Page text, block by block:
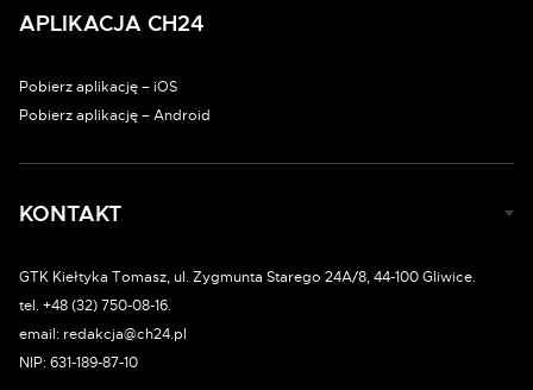
APLIKACJA CH24
Pobierz aplikację – iOS
Pobierz aplikację – Android
KONTAKT
GTK Kiełtyka Tomasz, ul. Zygmunta Starego 24A/8, 44-100 Gliwice.
tel. +48 (32) 750-08-16.
email: redakcja@ch24.pl
NIP: 631-189-87-10